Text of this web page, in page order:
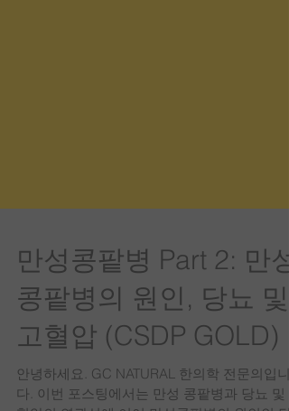
만성콩팥병 Part 2: 만성
콩팥병의 원인, 당뇨 및
고혈압 (CSDP GOLD)